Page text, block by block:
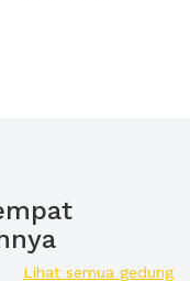
Lihat semua gedung